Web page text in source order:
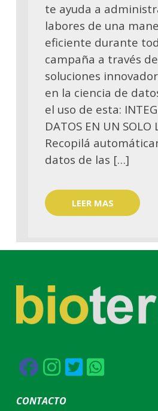
te ayuda a
labores de una
eficiente durante
campaña a través
soluciones
en la ciencia de
el uso de esta:
DATOS EN UN SOLO
Recopilá
datos de las […]
LEER MAS
CONTACTO